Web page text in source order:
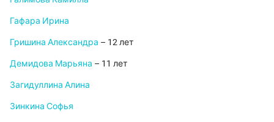
Гафара Ирина
Гришина Александра – 12 лет
Демидова Марьяна – 11 лет
Загидуллина Алина
Зинкина Софья